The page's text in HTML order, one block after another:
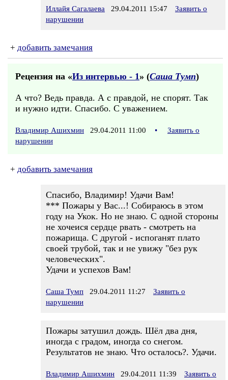
Иллайя Сагалаева 29.04.2011 15:47
Заявить о
нарушении
+ добавить замечания
Рецензия на «Из интервью - 1» (Саша Тумп)
А что? Ведь правда. А с правдой, не спорят. Так
и нужно идти. Спасибо. С уважением.
Владимир Ашихмин 29.04.2011 11:00 •
Заявить о
нарушении
+ добавить замечания
Спасибо, Владимир! Удачи Вам!
*** Пожары у Вас...! Собираюсь в этом
году на Укок. Но не знаю. С одной стороны
не хочеися сердце рвать - смотреть на
пожарища. С другой - испоганят плато
своей трубой, так и не увижу "без рук
человеческих".
Удачи и успехов Вам!
Саша Тумп 29.04.2011 11:27
Заявить о
нарушении
Пожары затушил дождь. Шёл два дня,
иногда с градом, иногда со снегом.
Результатов не знаю. Что осталось?. Удачи.
Владимир Ашихмин 29.04.2011 11:39
Заявить о